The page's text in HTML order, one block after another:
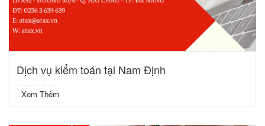
Dịch vụ kiểm toán tại Nam Định
Xem Thêm